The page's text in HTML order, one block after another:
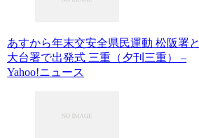
あすから年末交安全県民運動 松阪署と
大台署で出発式 三重（夕刊三重） –
Yahoo!ニュース